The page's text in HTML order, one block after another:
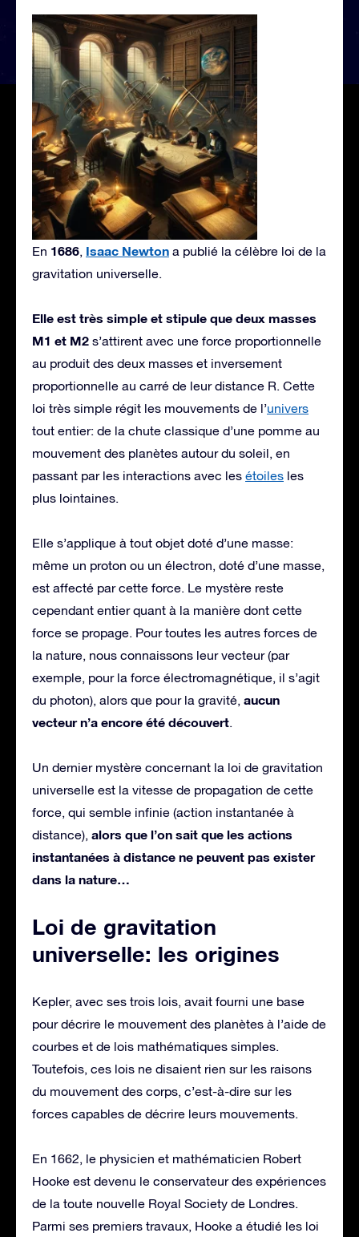
En 1686, Isaac Newton a publié la célèbre loi de la
gravitation universelle.
Elle est très simple et stipule que deux masses
M1 et M2 s’attirent avec une force proportionnelle
au produit des deux masses et inversement
proportionnelle au carré de leur distance R. Cette
loi très simple régit les mouvements de l’univers
tout entier: de la chute classique d’une pomme au
mouvement des planètes autour du soleil, en
passant par les interactions avec les étoiles les
plus lointaines.
Elle s’applique à tout objet doté d’une masse:
même un proton ou un électron, doté d’une masse,
est affecté par cette force. Le mystère reste
cependant entier quant à la manière dont cette
force se propage. Pour toutes les autres forces de
la nature, nous connaissons leur vecteur (par
exemple, pour la force électromagnétique, il s’agit
du photon), alors que pour la gravité, aucun
vecteur n’a encore été découvert.
Un dernier mystère concernant la loi de gravitation
universelle est la vitesse de propagation de cette
force, qui semble infinie (action instantanée à
distance), alors que l’on sait que les actions
instantanées à distance ne peuvent pas exister
dans la nature…
Loi de gravitation
universelle: les origines
Kepler, avec ses trois lois, avait fourni une base
pour décrire le mouvement des planètes à l’aide de
courbes et de lois mathématiques simples.
Toutefois, ces lois ne disaient rien sur les raisons
du mouvement des corps, c’est-à-dire sur les
forces capables de décrire leurs mouvements.
En 1662, le physicien et mathématicien Robert
Hooke est devenu le conservateur des expériences
de la toute nouvelle Royal Society de Londres.
Parmi ses premiers travaux, Hooke a étudié les loi